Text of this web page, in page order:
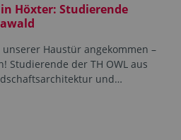
Höxter: Studierende
Haustür angekommen –
Studierende der TH OWL aus
und…